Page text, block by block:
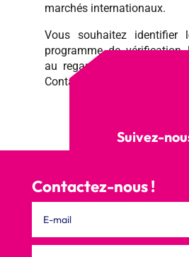
marchés internationaux.
Vous souhaitez
programme de vérification
au regard de votre
Contactez-nous !
Suivez-
Contactez-nous !